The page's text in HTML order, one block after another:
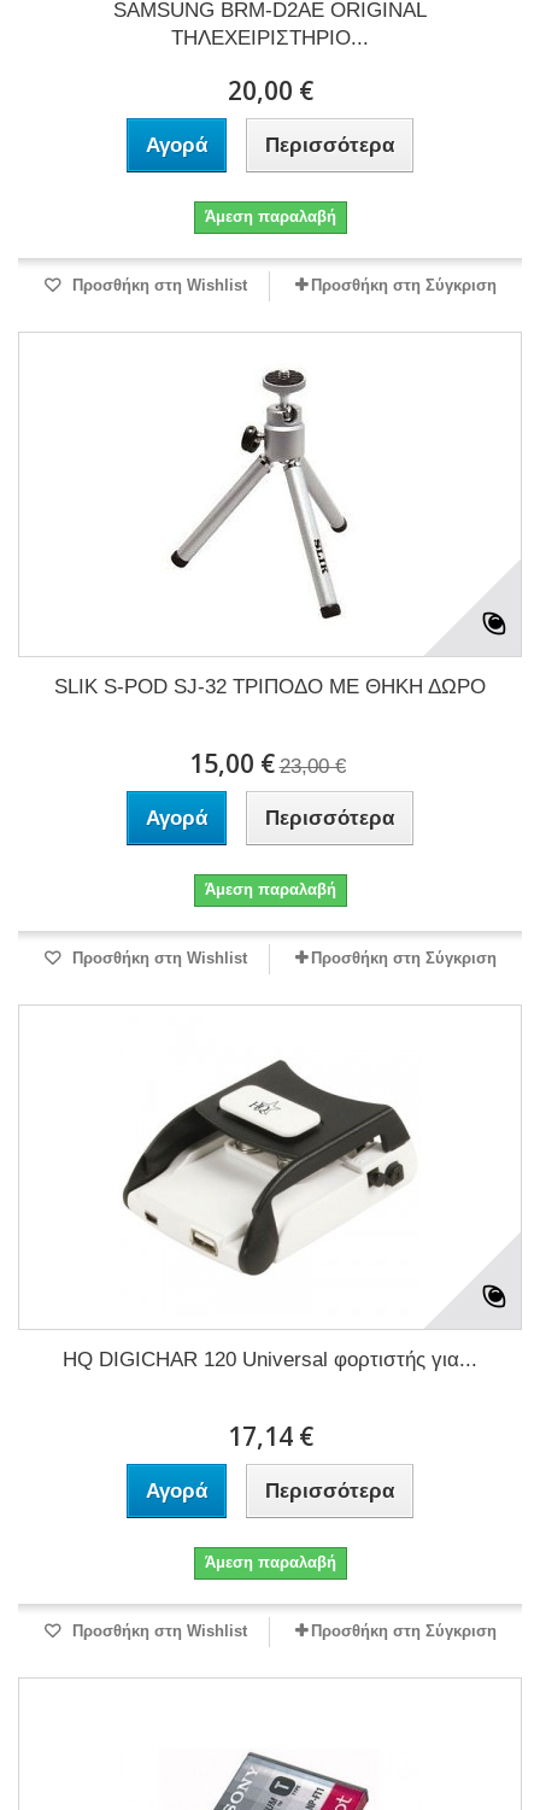
SAMSUNG BRM-D2AE ORIGINAL
ΤΗΛΕΧΕΙΡΙΣΤΗΡΙΟ...
20,00 €
Αγορά Περισσότερα
Άμεση παραλαβή
Προσθήκη στη Wishlist Προσθήκη στη Σύγκριση
SLIK S-POD SJ-32 ΤΡΙΠΟΔΟ ΜΕ ΘΗΚΗ ΔΩΡΟ
15,00 € 23,00 €
Αγορά Περισσότερα
Άμεση παραλαβή
Προσθήκη στη Wishlist Προσθήκη στη Σύγκριση
HQ DIGICHAR 120 Universal φορτιστής για...
17,14 €
Αγορά Περισσότερα
Άμεση παραλαβή
Προσθήκη στη Wishlist Προσθήκη στη Σύγκριση